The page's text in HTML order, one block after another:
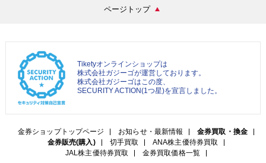
ページトップ
Tiketyオンラインショップは
株式会社ガジーゴが運営しております。
株式会社ガジーゴはこの度、
SECURITY ACTION(1つ星)を宣言しました。
金券ショップトップページ お知らせ・最新情報
金券買取・換金
金券販売(購入)
切手買取
ANA株主優待券買取
JAL株主優待券買取
金券買取価格一覧